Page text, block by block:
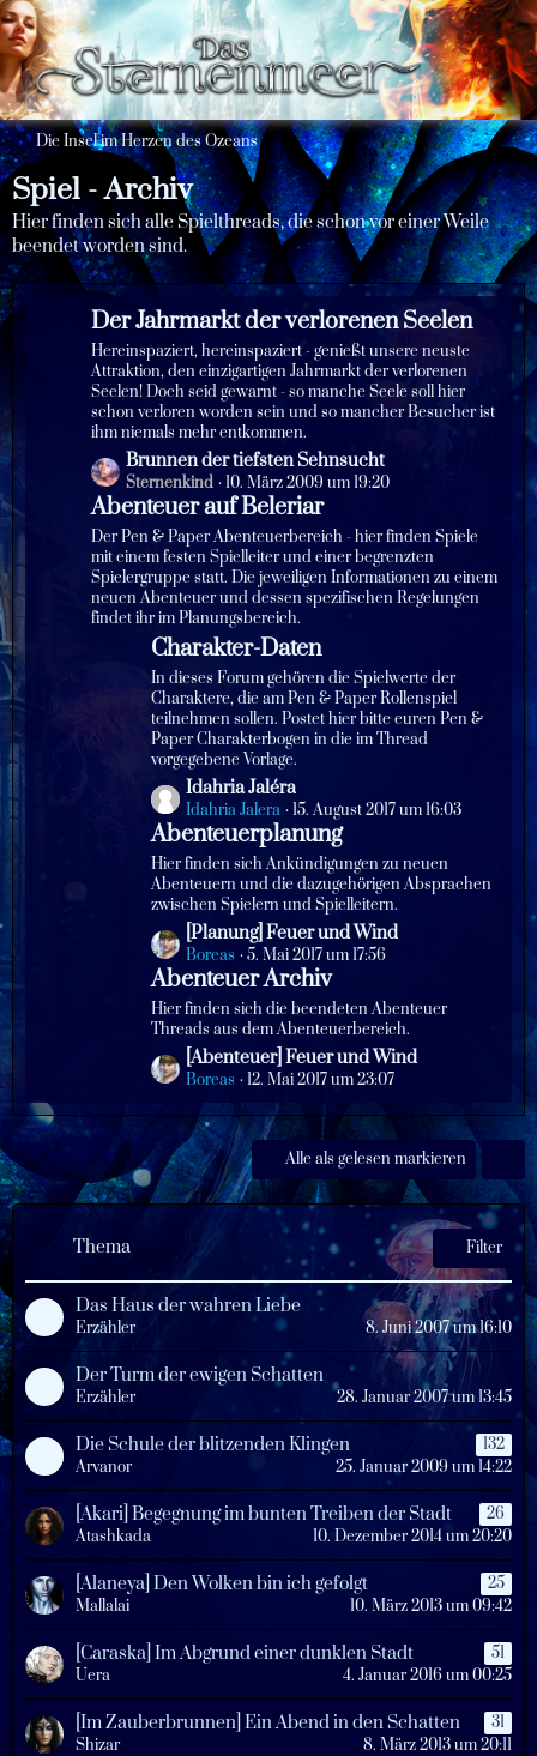
Die Insel im Herzen des Ozeans
Spiel - Archiv
Hier finden sich alle Spielthreads, die schon vor einer Weile
beendet worden sind.
Der Jahrmarkt der verlorenen Seelen
Hereinspaziert, hereinspaziert - genießt unsere neuste
Attraktion, den einzigartigen Jahrmarkt der verlorenen
Seelen! Doch seid gewarnt - so manche Seele soll hier
schon verloren worden sein und so mancher Besucher ist
ihm niemals mehr entkommen.
L
e
t
z
t
e
B
e
Brunnen der tiefsten Sehnsucht
Sternenkind 10. März 2009 um 19:20
Abenteuer auf Beleriar
Der Pen & Paper Abenteuerbereich - hier finden Spiele
mit einem festen Spielleiter und einer begrenzten
Spielergruppe statt. Die jeweiligen Informationen zu einem
neuen Abenteuer und dessen spezifischen Regelungen
findet ihr im Planungsbereich.
Charakter-Daten
In dieses Forum gehören die Spielwerte der
Charaktere, die am Pen & Paper Rollenspiel
teilnehmen sollen. Postet hier bitte euren Pen &
Paper Charakterbogen in die im Thread
vorgegebene Vorlage.
L
e
t
z
t
e
B
e
i
t
r
ä
g
Idahria Jaléra
Idahria Jalera 15. August 2017 um 16:03
Abenteuerplanung
Hier finden sich Ankündigungen zu neuen
Abenteuern und die dazugehörigen Absprachen
zwischen Spielern und Spielleitern.
L
e
t
z
t
e
B
i
t
ä
[Planung] Feuer und Wind
Boreas 5. Mai 2017 um 17:56
Abenteuer Archiv
Hier finden sich die beendeten Abenteuer
Threads aus dem Abenteuerbereich.
L
e
z
t
e
B
r
g
e
[Abenteuer] Feuer und Wind
Boreas 12. Mai 2017 um 23:07
Alle als gelesen markieren
Thema Filter
Das Haus der wahren Liebe
Erzähler 8. Juni 2007 um 16:10
Der Turm der ewigen Schatten
Erzähler 28. Januar 2007 um 13:45
Die Schule der blitzenden Klingen
132
Arvanor
25. Januar 2009 um 14:22
[Akari] Begegnung im bunten Treiben der Stadt
26
Atashkada
10. Dezember 2014 um 20:20
[Alaneya] Den Wolken bin ich gefolgt
25
Mallalai
10. März 2013 um 09:42
[Caraska] Im Abgrund einer dunklen Stadt
51
Uera
4. Januar 2016 um 00:25
[Im Zauberbrunnen] Ein Abend in den Schatten
31
Shizar
8. März 2013 um 20:11